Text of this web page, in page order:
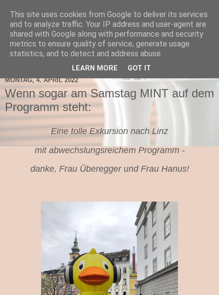
TNMS Bad Leonfelden
MONTAG, 4. APRIL 2022
Wenn sogar am Samstag MINT auf dem
Programm steht:
Eine tolle Exkursion nach Linz
mit abwechslungsreichem Programm -
danke, Frau Überegger und Frau Hanus!
This site uses cookies from Google to deliver its services
and to analyze traffic. Your IP address and user-agent are
shared with Google along with performance and security
metrics to ensure quality of service, generate usage
statistics, and to detect and address abuse.
LEARN MORE GOT IT